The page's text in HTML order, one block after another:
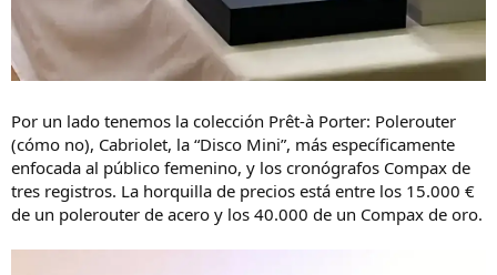
Por un lado tenemos la colección Prêt-à Porter: Polerouter
(cómo no), Cabriolet, la “Disco Mini”, más específicamente
enfocada al público femenino, y los cronógrafos Compax de
tres registros. La horquilla de precios está entre los 15.000 €
de un polerouter de acero y los 40.000 de un Compax de oro.